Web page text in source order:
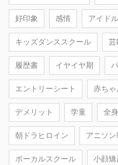
好印象 感情 アイド
キッズダンススクール 芸
履歴書 イヤイヤ期
エントリーシート 赤ちゃ
デメリット 学童 全
朝ドラヒロイン アニソ
ボーカルスクール 小顔矯